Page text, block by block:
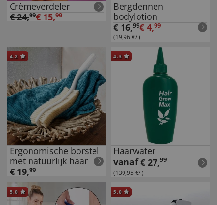
Crèmeverdeler
€24,99€ 15,99
Bergdennen
bodylotion
€16,99€ 4,99
(19,96 €/l)
4.2
Ergonomische borstel
met natuurlijk haar
€ 19,99
4.3
Haarwater
vanaf € 27,99
(139,95 €/l)
5.0 5.0